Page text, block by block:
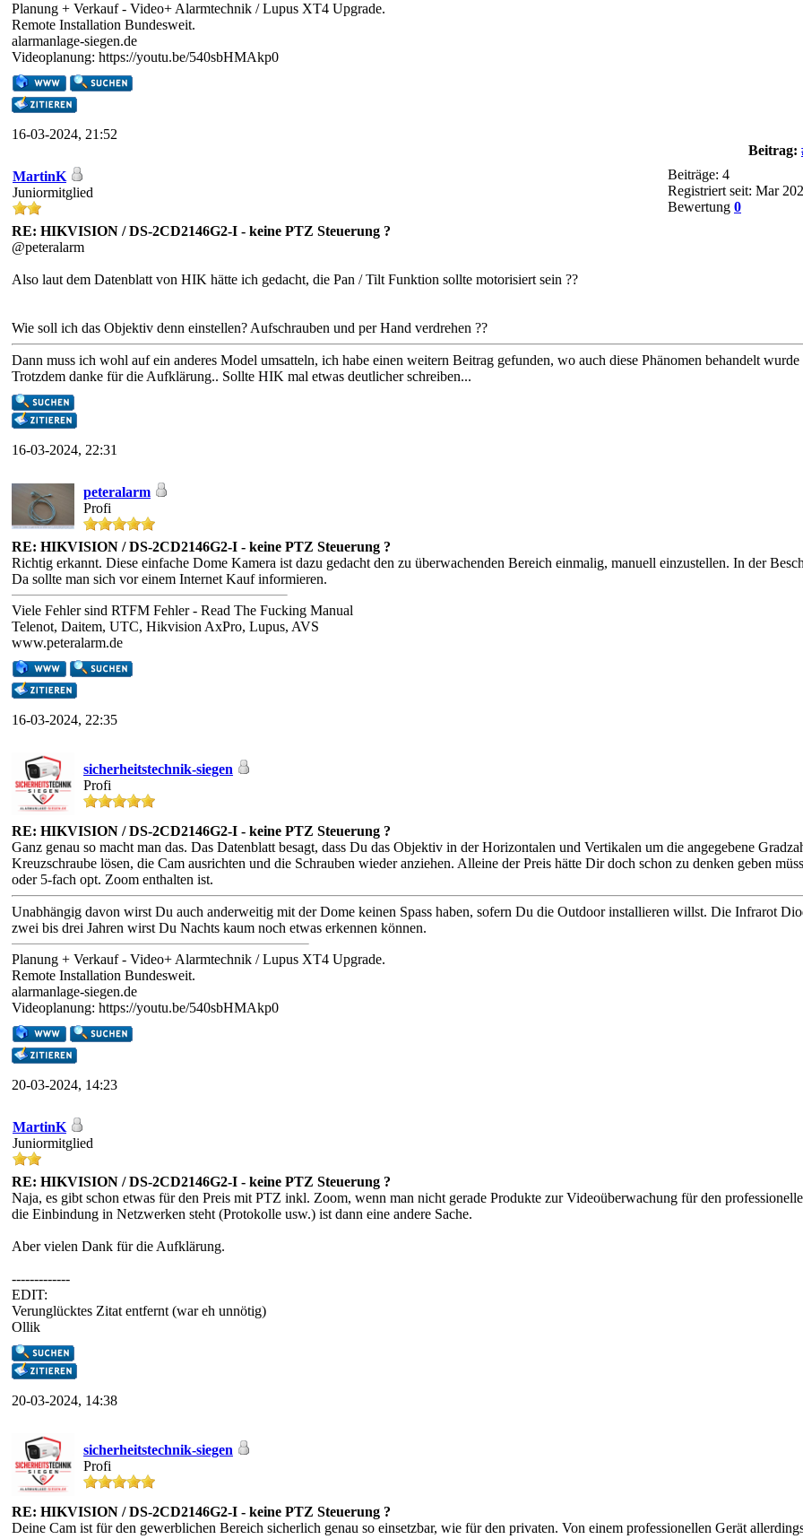
Planung + Verkauf - Video+ Alarmtechnik / Lupus XT4 Upgrade.
Remote Installation Bundesweit.
alarmanlage-siegen.de
Videoplanung: https://youtu.be/540sbHMAkp0
16-03-2024, 21:52
Beitrag:
MartinK
Juniormitglied
Beiträge: 4
Registriert seit: Mar
Bewertung 0
RE: HIKVISION / DS-2CD2146G2-I - keine PTZ Steuerung ?
@peteralarm
Also laut dem Datenblatt von HIK hätte ich gedacht, die Pan / Tilt Funktion sollte motorisiert sein ??
Wie soll ich das Objektiv denn einstellen? Aufschrauben und per Hand verdrehen ??
Dann muss ich wohl auf ein anderes Model umsatteln, ich habe einen weitern Beitrag gefunden, wo auch diese Phänomen behandelt wurde
Trotzdem danke für die Aufklärung.. Sollte HIK mal etwas deutlicher schreiben...
16-03-2024, 22:31
peteralarm
Profi
RE: HIKVISION / DS-2CD2146G2-I - keine PTZ Steuerung ?
Richtig erkannt. Diese einfache Dome Kamera ist dazu gedacht den zu überwachenden Bereich einmalig, manuell einzustellen. In der
Da sollte man sich vor einem Internet Kauf informieren.
Viele Fehler sind RTFM Fehler - Read The Fucking Manual
Telenot, Daitem, UTC, Hikvision AxPro, Lupus, AVS
www.peteralarm.de
16-03-2024, 22:35
sicherheitstechnik-siegen
Profi
RE: HIKVISION / DS-2CD2146G2-I - keine PTZ Steuerung ?
Ganz genau so macht man das. Das Datenblatt besagt, dass Du das Objektiv in der Horizontalen und Vertikalen um die angegebene
Kreuzschraube lösen, die Cam ausrichten und die Schrauben wieder anziehen. Alleine der Preis hätte Dir doch schon zu denken geben
oder 5-fach opt. Zoom enthalten ist.
Unabhängig davon wirst Du auch anderweitig mit der Dome keinen Spass haben, sofern Du die Outdoor installieren willst. Die Infrarot
zwei bis drei Jahren wirst Du Nachts kaum noch etwas erkennen können.
Planung + Verkauf - Video+ Alarmtechnik / Lupus XT4 Upgrade.
Remote Installation Bundesweit.
alarmanlage-siegen.de
Videoplanung: https://youtu.be/540sbHMAkp0
20-03-2024, 14:23
MartinK
Juniormitglied
RE: HIKVISION / DS-2CD2146G2-I - keine PTZ Steuerung ?
Naja, es gibt schon etwas für den Preis mit PTZ inkl. Zoom, wenn man nicht gerade Produkte zur Videoüberwachung für den
die Einbindung in Netzwerken steht (Protokolle usw.) ist dann eine andere Sache.
Aber vielen Dank für die Aufklärung.
-------------
EDIT:
Verunglücktes Zitat entfernt (war eh unnötig)
Ollik
20-03-2024, 14:38
sicherheitstechnik-siegen
Profi
RE: HIKVISION / DS-2CD2146G2-I - keine PTZ Steuerung ?
Deine Cam ist für den gewerblichen Bereich sicherlich genau so einsetzbar, wie für den privaten. Von einem professionellen Gerät